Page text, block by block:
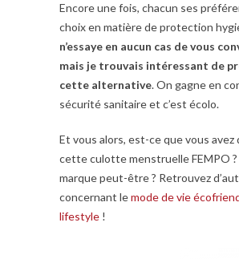
Encore une fois, chacun ses
choix en matière de protection
n’essaye en aucun cas de vous
mais je trouvais intéressant de
cette alternative. On gagne en
sécurité sanitaire et c’est écolo.
Et vous alors, est-ce que vous
cette culotte menstruelle FEMPO ?
marque peut-être ? Retrouvez
concernant lemode de vie
lifestyle !